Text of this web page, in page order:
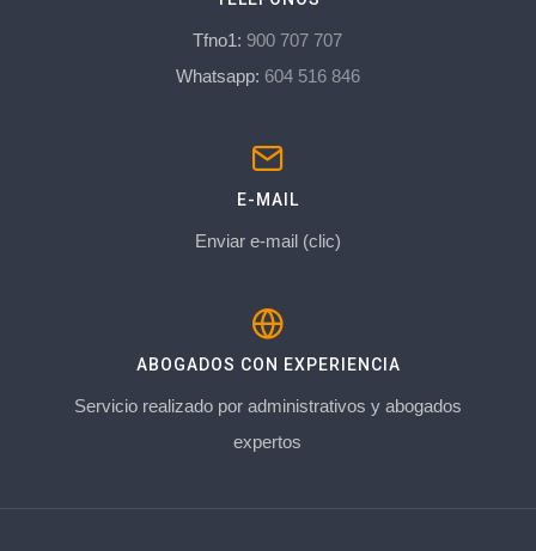
Tfno1: 900 707 707
Whatsapp: 604 516 846
E-MAIL
Enviar e-mail (clic)
ABOGADOS CON EXPERIENCIA
Servicio realizado por administrativos y abogados
expertos